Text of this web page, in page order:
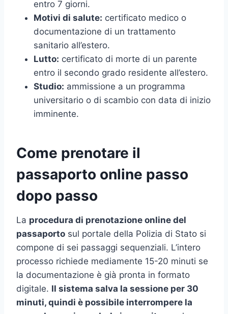
entro 7 giorni.
Motivi di salute: certificato medico o
documentazione di un trattamento
sanitario all’estero.
Lutto: certificato di morte di un parente
entro il secondo grado residente all’estero.
Studio: ammissione a un programma
universitario o di scambio con data di inizio
imminente.
Come prenotare il
passaporto online passo
dopo passo
La procedura di prenotazione online del
passaporto sul portale della Polizia di Stato si
compone di sei passaggi sequenziali. L’intero
processo richiede mediamente 15-20 minuti se
la documentazione è già pronta in formato
digitale. Il sistema salva la sessione per 30
minuti, quindi è possibile interrompere la